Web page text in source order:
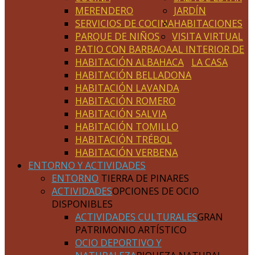
MERENDERO
SERVICIOS DE COCINA
JARDÍN
PARQUE DE NIÑOS
PATIO CON BARBAOA
HABITACIONES
HABITACIÓN ALBAHACA
HABITACIÓN BELLADONA
HABITACIÓN LAVANDA
HABITACIÓN ROMERO
HABITACIÓN SALVIA
HABITACIÓN TOMILLO
HABITACIÓN TRÉBOL
HABITACIÓN VERBENA
VISITA VIRTUAL
AL INTERIOR DE
LA CASA
ENTORNO Y ACTIVIDADES
ENTORNO TIERRA DE PINARES
ACTIVIDADESOPCIONES DE OCIO
DISPONIBLES
ACTIVIDADES CULTURALESGRAN
PATRIMONIO ARTÍSTICO
OCIO DEPORTIVO Y